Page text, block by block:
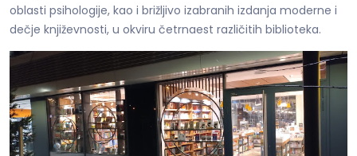
oblasti psihologije, kao i brižljivo izabranih izdanja moderne i
dečje književnosti, u okviru četrnaest različitih biblioteka.